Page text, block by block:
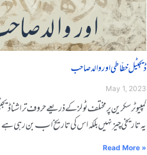
ڈیجیٹل خطّاطی اور والد صاحب
May 1, 2023
کمپیوݣݣٹر ݣݣݣݣݣݣݣݣسکرین ݣݣپرݣݣݣݣݣݣݣݣݣݣݣݣݣݣݣݣمختلف ݣݣݣݣݣݣٹوݣݣݣلز کے ذرݣݣیعے ݣݣݣݣݣݣݣݣݣݣحروف
ݣݣݣݣیہ ݣݣݣݣݣݣݣݣݣتارݣݣݣݣݣݣیخی چیز ݣݣݣݣݣنہیں ݣݣبلکہ ݣݣݣݣاس کی ݣݣݣتاریخ ابـ ݣݣݣݣݣݣݣݣݣبن ݣݣرہی
Read More »